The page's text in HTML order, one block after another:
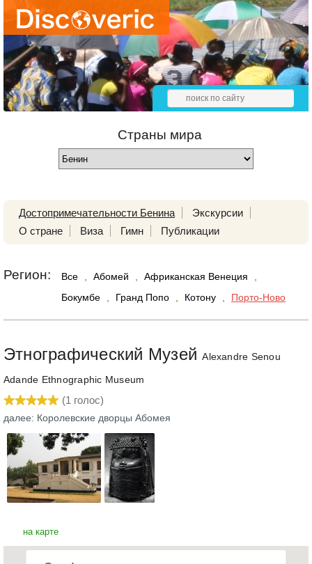
Страны мира
Достопримечательности Бенина
Экскурсии
О стране
Виза Гимн Публикации
Регион: Все Абомей Африканская Венеция
Бокумбе
Гранд Попо Котону Порто-Ново
Этнографический МузейAlexandre Senou
Adande Ethnographic Museum
(1 голос)
далее: Королевские дворцы Абомея
на карте